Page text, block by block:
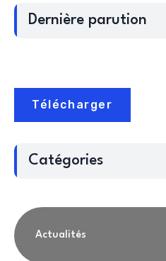
Dernière parution
Télécharger
Catégories
Actualités